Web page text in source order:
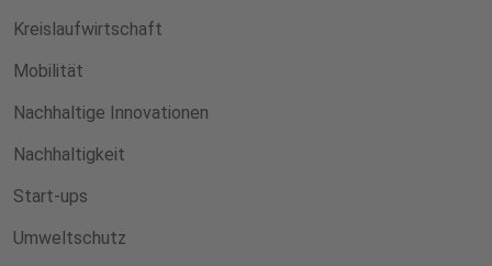
Kreislaufwirtschaft
Mobilität
Nachhaltige Innovationen
Nachhaltigkeit
Start-ups
Umweltschutz